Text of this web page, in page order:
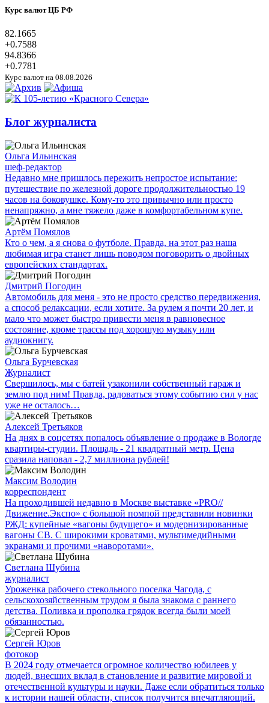
Курс валют ЦБ РФ
82.1665
+0.7588
94.8366
+0.7781
Курс валют на 08.08.2026
Блог журналиста
Ольга Ильинская
шеф-редактор
Недавно мне пришлось пережить непростое испытание:
путешествие по железной дороге продолжительностью 19
часов на боковушке. Кому-то это привычно или просто
ненапряжно, а мне тяжело даже в комфортабельном купе.
Артём Помялов
Кто о чем, а я снова о футболе. Правда, на этот раз наша
любимая игра станет лишь поводом поговорить о двойных
европейских стандартах.
Дмитрий Погодин
Автомобиль для меня - это не просто средство передвижения,
а способ релаксации, если хотите. За рулем я почти 20 лет, и
мало что может быстро привести меня в равновесное
состояние, кроме трассы под хорошую музыку или
аудиокнигу.
Ольга Бурчевская
Журналист
Свершилось, мы с батей узаконили собственный гараж и
землю под ним! Правда, радоваться этому событию сил у нас
уже не осталось…
Алексей Третьяков
На днях в соцсетях попалось объявление о продаже в Вологде
квартиры-студии. Площадь - 21 квадратный метр. Цена
сразила наповал - 2,7 миллиона рублей!
Максим Володин
корреспондент
На проходившей недавно в Мос­кве выставке «PRO//
Движение.Экспо» с большой помпой представили новинки
РЖД: купейные «вагоны будущего» и модернизированные
вагоны СВ. С широкими кроватями, мультимедийными
экранами и прочими «наворотами».
Светлана Шубина
журналист
Уроженка рабочего стекольного поселка Чагода, с
сельскохозяйственным трудом я была знакома с раннего
детства. Поливка и прополка грядок всегда были моей
обязанностью.
Сергей Юров
фотокор
В 2024 году отмечается огромное количество юбилеев у
людей, внесших вклад в становление и развитие мировой и
отечественной культуры и науки. Даже если обратиться только
к истории нашей области, список получится впечатляющий.